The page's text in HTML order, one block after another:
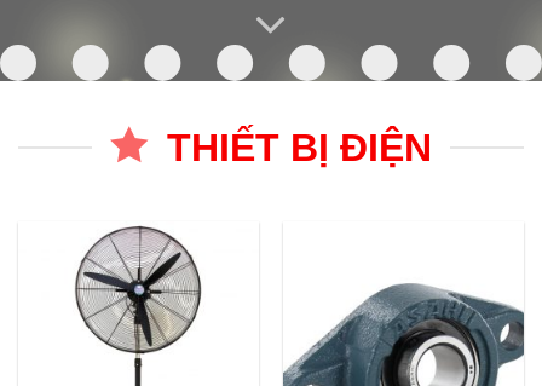
THIẾT BỊ ĐIỆN